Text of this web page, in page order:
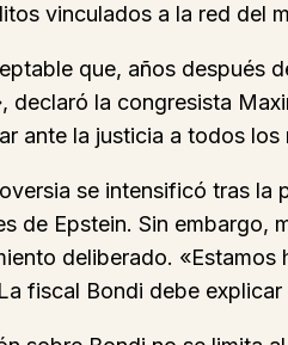
vinculados a la red del
que, años después
declaró la congresista
ante la justicia a todos
se intensificó tras la
de Epstein. Sin embargo,
deliberado.
fiscal Bondi debe